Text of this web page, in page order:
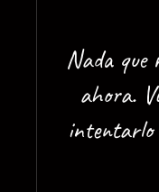
Nada que
ahora.